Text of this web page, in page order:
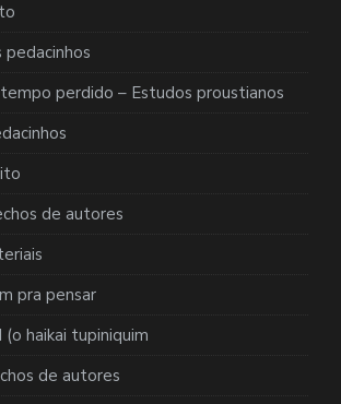
pedacinhos
perdido – Estudos proustianos
de autores
pra pensar
haikai tupiniquim
de autores